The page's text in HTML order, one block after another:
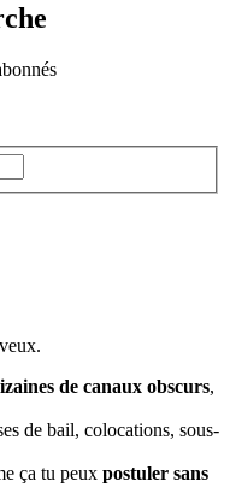
de canaux obscurs,
de bail, colocations, sous-
ça tu peux postuler sans